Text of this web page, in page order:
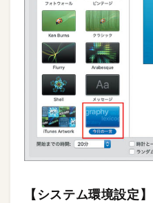
【システム環境設定】